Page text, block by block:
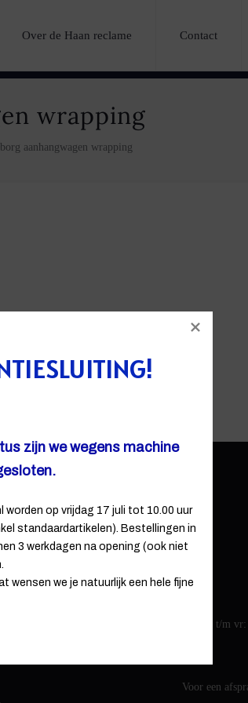
Over de Haan reclame Contact
wrapping
aanhangwagen wrapping
ma t/m
Voor een
zijn we wegens machine
op vrijdag 17 juli tot 10.00 uur
standaardartikelen). Bestellingen in
3 werkdagen na opening (ook niet
wensen we je natuurlijk een hele fijne